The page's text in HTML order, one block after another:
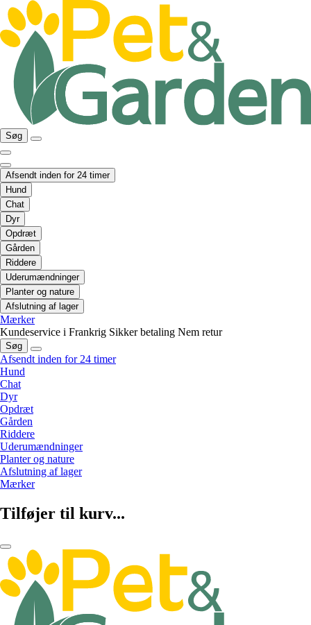
Søg
Afsendt inden for 24 timer
Hund
Chat
Dyr
Opdræt
Gården
Riddere
Uderumændninger
Planter og nature
Afslutning af lager
Mærker
Kundeservice i Frankrig Sikker betaling Nem retur
Søg
Afsendt inden for 24 timer
Hund
Chat
Dyr
Opdræt
Gården
Riddere
Uderumændninger
Planter og nature
Afslutning af lager
Mærker
Tilføjer til kurv...